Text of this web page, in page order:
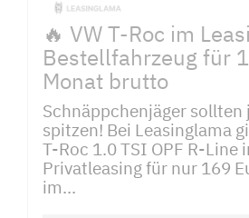
🔥 VW T-Roc im
Bestellfahrzeug für
Monat brutto
Schnäppchenjäger sollten
spitzen! Bei Leasinglama
T-Roc 1.0 TSI OPF R-Line
Privatleasing für nur 169
im...